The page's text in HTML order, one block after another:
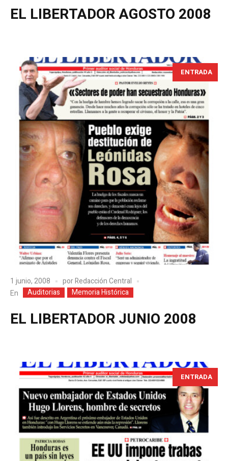
EL LIBERTADOR AGOSTO 2008
ENTRADA
1 junio, 2008 porRedacción Central
En
Auditorias Memoria Histórica
EL LIBERTADOR JUNIO 2008
ENTRADA